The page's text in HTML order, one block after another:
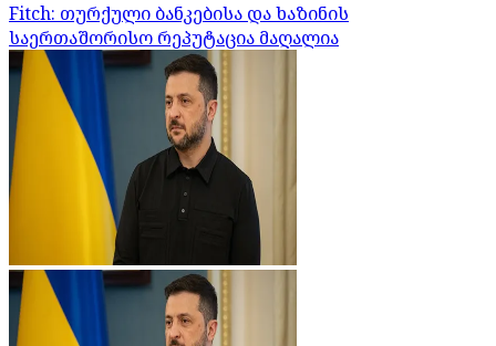
Fitch: თურქული ბანკებისა და ხაზინის
საერთაშორისო რეპუტაცია მაღალია